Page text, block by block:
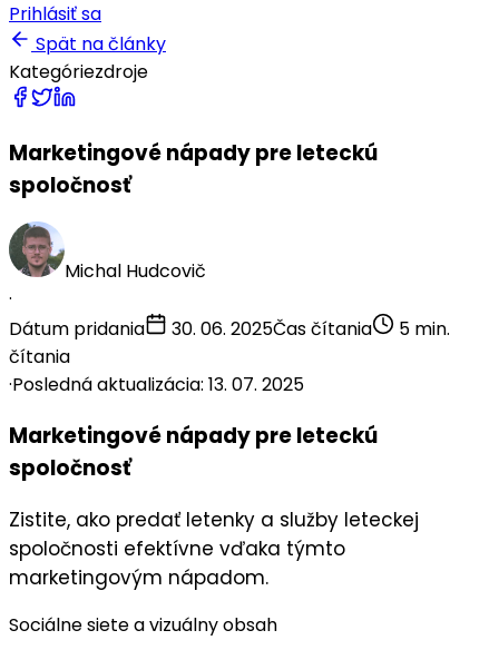
Prihlásiť sa
Spät na články
Kategóriezdroje
Marketingové nápady pre leteckú
spoločnosť
Michal Hudcovič
·
Dátum pridania
30. 06. 2025Čas čítania
5 min.
čítania
·Posledná aktualizácia: 13. 07. 2025
Marketingové nápady pre leteckú
spoločnosť
Zistite, ako predať letenky a služby leteckej
spoločnosti efektívne vďaka týmto
marketingovým nápadom.
Sociálne siete a vizuálny obsah